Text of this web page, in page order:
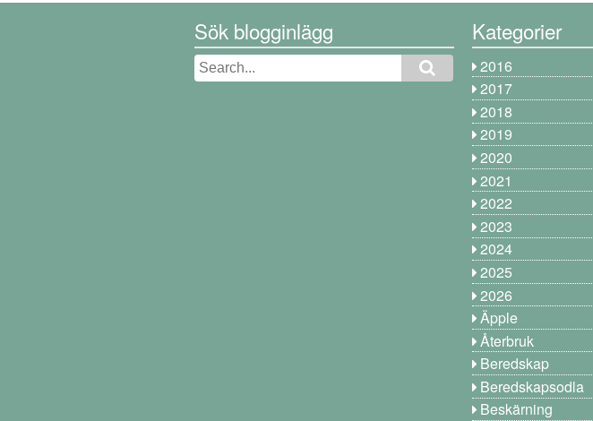
Sök blogginlägg Kategorier
2016
2017
2018
2019
2020
2021
2022
2023
2024
2025
2026
Äpple
Återbruk
Beredskap
Beredskapsodla
Beskärning